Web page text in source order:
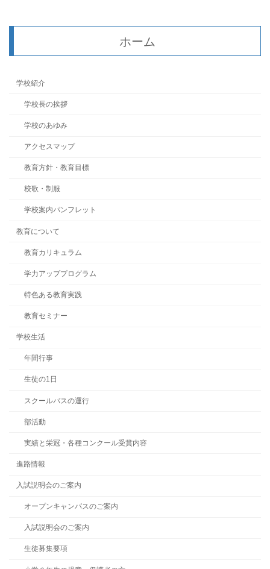
ホーム
学校紹介
学校長の挨拶
学校のあゆみ
アクセスマップ
教育方針・教育目標
校歌・制服
学校案内パンフレット
教育について
教育カリキュラム
学力アッププログラム
特色ある教育実践
教育セミナー
学校生活
年間行事
生徒の1日
スクールバスの運行
部活動
実績と栄冠・各種コンクール受賞内容
進路情報
入試説明会のご案内
オープンキャンパスのご案内
入試説明会のご案内
生徒募集要項